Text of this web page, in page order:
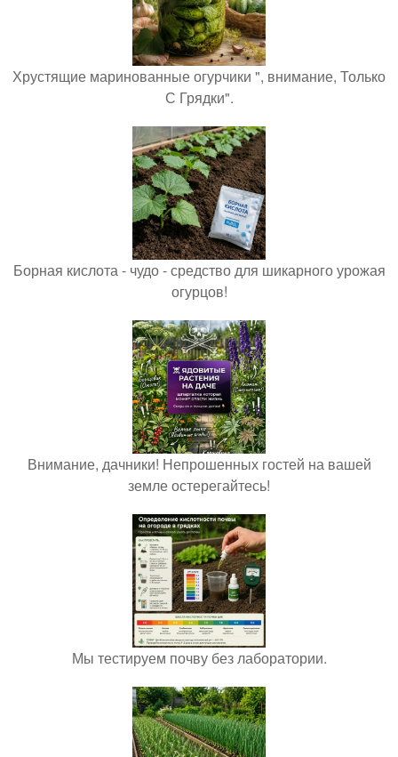
Хрустящие маринованные огурчики ", внимание, Только
С Грядки".
Борная кислота - чудо - средство для шикарного урожая
огурцов!
Внимание, дачники! Непрошенных гостей на вашей
земле остерегайтесь!
Мы тестируем почву без лаборатории.